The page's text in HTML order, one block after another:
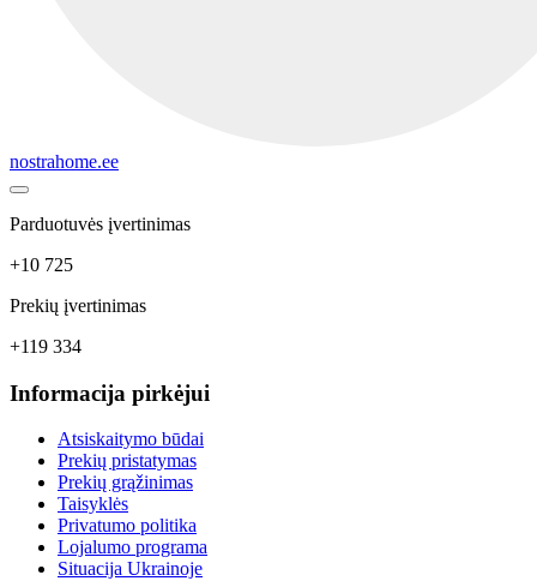
nostrahome.ee
Parduotuvės įvertinimas
+10 725
Prekių įvertinimas
+119 334
Informacija pirkėjui
Atsiskaitymo būdai
Prekių pristatymas
Prekių grąžinimas
Taisyklės
Privatumo politika
Lojalumo programa
Situacija Ukrainoje